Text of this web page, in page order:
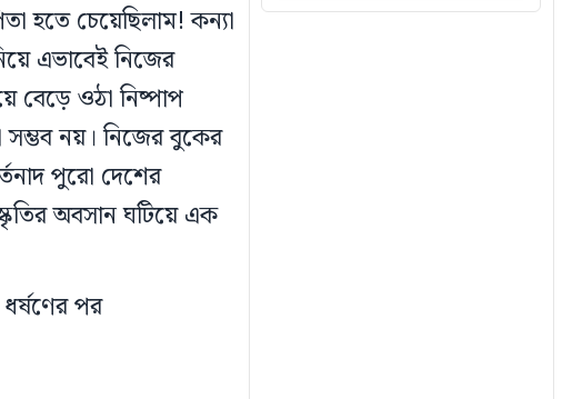
হতে চেয়েছিলাম! কন্যা
এভাবেই নিজের
বেড়ে ওঠা নিষ্পাপ
সম্ভব নয়। নিজের বুকের
পুরো দেশের
অবসান ঘটিয়ে এক
পর